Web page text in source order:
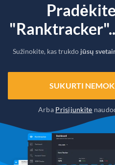
Sužinokite, kas trukdo jūsų
SUKURTI
Arba Prisijunkite